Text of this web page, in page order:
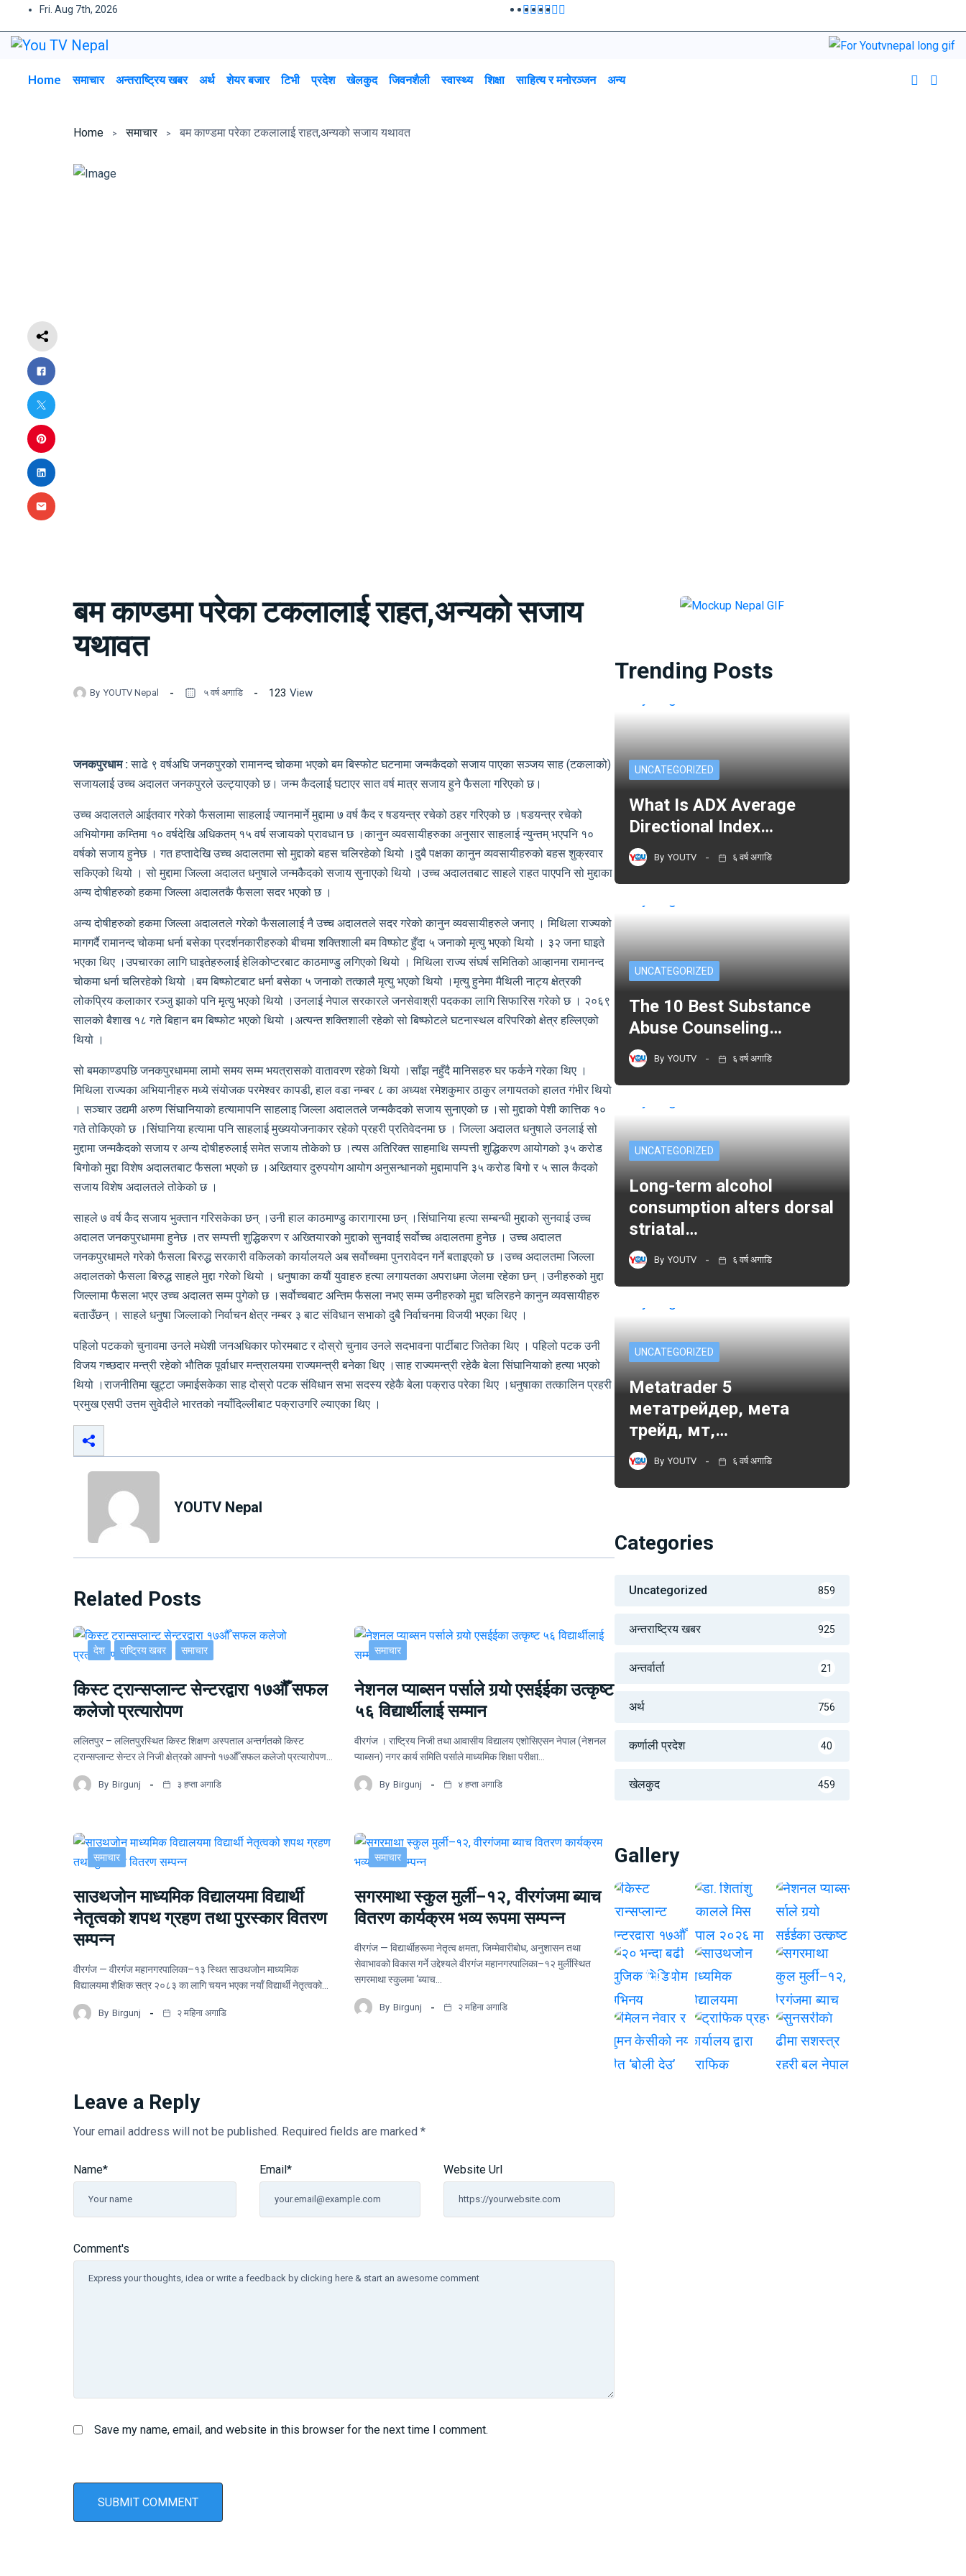
to
content
Fri. Aug 7th, 2026
Home समाचार अन्तराष्ट्रिय खबर अर्थ शेयर बजार टिभी प्रदेश खेलकुद जिवनशैली स्वास्थ्य शिक्षा साहित्य र मनोरञ्जन अन्य
Home समाचार बम काण्डमा परेका टकलालाई राहत,अन्यको सजाय यथावत
बम काण्डमा परेका टकलालाई राहत,अन्यको सजाय
यथावत
By YOUTV Nepal ५ वर्ष अगाडि 123 View
जनकपुरधाम :साढे ९ वर्षअघि जनकपुरको रामानन्द चोकमा भएको बम बिस्फोट घटनामा जन्मकैदको सजाय पाएका सञ्जय साह (टकलाको)
सजायलाई उच्च अदालत जनकपुरले उल्ट्याएको छ। जन्म कैदलाई घटाएर सात वर्ष मात्र सजाय हुने फैसला गरिएको छ।
उच्च अदालतले आईतवार गरेको फैसलामा साहलाई ज्यानमार्ने मुद्दामा ७ वर्ष कैद र षडयन्त्र रचेको ठहर गरिएको छ ।षडयन्त्र रचेको
अभियोगमा कम्तिमा १० वर्षदेखि अधिकतम् १५ वर्ष सजायको प्रावधान छ ।कानुन व्यवसायीहरुका अनुसार साहलाई न्युन्तम् भएपनि १०
वर्षको सजाय हुनेछ । गत हप्तादेखि उच्च अदालतमा सो मुद्दाको बहस चलिरहेको थियो ।दुबै पक्षका कानुन व्यवसायीहरुको बहस शुक्रवार
सकिएको थियो । सो मुद्दामा जिल्ला अदालत धनुषाले जन्मकैदको सजाय सुनाएको थियो ।उच्च अदालतबाट साहले राहत पाएपनि सो मुद्दाका
अन्य दोषीहरुको हकमा जिल्ला अदालतकै फैसला सदर भएको छ ।
अन्य दोषीहरुको हकमा जिल्ला अदालतले गरेको फैसलालाई नै उच्च अदालतले सदर गरेको कानुन व्यवसायीहरुले जनाए । मिथिला राज्यको
मागगर्दै रामानन्द चोकमा धर्ना बसेका प्रदर्शनकारीहरुको बीचमा शक्तिशाली बम विष्फोट हुँदा ५ जनाको मृत्यु भएको थियो । ३२ जना घाइते
भएका थिए ।उपचारका लागि घाइतेहरुलाई हेलिकोप्टरबाट काठमाण्डु लगिएको थियो । मिथिला राज्य संघर्ष समितिको आव्हानमा रामानन्द
चोकमा धर्ना चलिरहेको थियो ।बम बिष्फोटबाट धर्ना बसेका ५ जनाको तत्कालै मृत्यु भएको थियो ।मृत्यु हुनेमा मैथिली नाट्य क्षेत्रकी
लोकप्रिय कलाकार रञ्जु झाको पनि मृत्यु भएको थियो ।उनलाई नेपाल सरकारले जनसेवाश्री पदकका लागि सिफारिस गरेको छ । २०६९
सालको बैशाख १८ गते बिहान बम बिष्फोट भएको थियो ।अत्यन्त शक्तिशाली रहेको सो बिष्फोटले घटनास्थल वरिपरिको क्षेत्र हल्लिएको
थियो ।
सो बमकाण्डपछि जनकपुरधाममा लामो समय सम्म भयत्रासको वातावरण रहेको थियो ।साँझ नहुँदै मानिसहरु घर फर्कने गरेका थिए ।
मिथिला राज्यका अभियानीहरु मध्ये संयोजक परमेश्वर कापडी, हाल वडा नम्बर ८ का अध्यक्ष रमेशकुमार ठाकुर लगायतको हालत गंभीर थियो
। सञ्चार उद्यमी अरुण सिंघानियाको हत्यामापनि साहलाइ जिल्ला अदालतले जन्मकैदको सजाय सुनाएको छ ।सो मुद्दाको पेशी कात्तिक १०
गते तोकिएको छ ।सिंघानिया हत्यामा पनि साहलाई मुख्ययोजनाकार रहेको प्रहरी प्रतिवेदनमा छ । जिल्ला अदालत धनुषाले उनलाई सो
मुद्दामा जन्मकैदको सजाय र अन्य दोषीहरुलाई समेत सजाय तोकेको छ ।त्यस अतिरिक्त साहमाथि सम्पत्ती शुद्धिकरण आयोगको ३५ करोड
बिगोको मुद्दा विशेष अदालतबाट फैसला भएको छ ।अख्तियार दुरुपयोग आयोग अनुसन्धानको मुद्दामापनि ३५ करोड बिगो र ५ साल कैदको
सजाय विशेष अदालतले तोकेको छ ।
साहले ७ वर्ष कैद सजाय भुक्तान गरिसकेका छन् ।उनी हाल काठमाण्डु कारागारमा छन् ।सिंघानिया हत्या सम्बन्धी मुद्दाको सुनवाई उच्च
अदालत जनकपुरधाममा हुनेछ ।तर सम्पत्ती शुद्धिकरण र अख्तियारको मुद्दाको सुनवाई सर्वोच्च अदालतमा हुनेछ । उच्च अदालत
जनकपुरधामले गरेको फैसला बिरुद्ध सरकारी वकिलको कार्यालयले अब सर्वोच्चमा पुनरावेदन गर्ने बताइएको छ ।उच्च अदालतमा जिल्ला
अदालतको फैसला बिरुद्ध साहले मुद्दा गरेको थियो । धनुषाका कयौं युवाहरु हत्या लगायतका अपराधमा जेलमा रहेका छन् ।उनीहरुको मुद्दा
जिल्लामा फैसला भएर उच्च अदालत सम्म पुगेको छ ।सर्वोच्चबाट अन्तिम फैसला नभए सम्म उनीहरुको मुद्दा चलिरहने कानुन व्यवसायीहरु
बताउँछन् । साहले धनुषा जिल्लाको निर्वाचन क्षेत्र नम्बर ३ बाट संविधान सभाको दुबै निर्वाचनमा विजयी भएका थिए ।
पहिलो पटकको चुनावमा उनले मधेशी जनअधिकार फोरमबाट र दोस्रो चुनाव उनले सदभावना पार्टीबाट जितेका थिए । पहिलो पटक उनी
विजय गच्छदार मन्त्री रहेको भौतिक पूर्वाधार मन्त्रालयमा राज्यमन्त्री बनेका थिए ।साह राज्यमन्त्री रहेकै बेला सिंघानियाको हत्या भएको
थियो ।राजनीतिमा खुट्टा जमाईसकेका साह दोस्रो पटक संविधान सभा सदस्य रहेकै बेला पक्राउ परेका थिए ।धनुषाका तत्कालिन प्रहरी
प्रमुख एसपी उत्तम सुवेदीले भारतको नयाँदिल्लीबाट पक्राउगरि ल्याएका थिए ।
YOUTV Nepal
Related Posts
देश राष्ट्रिय खबर समाचार
किस्ट ट्रान्सप्लान्ट सेन्टरद्वारा १७औँ सफल
कलेजो प्रत्यारोपण
ललितपुर – ललितपुरस्थित किस्ट शिक्षण अस्पताल अन्तर्गतको किस्ट
ट्रान्सप्लान्ट सेन्टर ले निजी क्षेत्रको आफ्नो १७औँ सफल कलेजो प्रत्यारोपण…
By Birgunj ३ हप्ता अगाडि
समाचार
नेशनल प्याब्सन पर्साले गर्‍यो एसईईका उत्कृष्ट
५६ विद्यार्थीलाई सम्मान
वीरगंज । राष्ट्रिय निजी तथा आवासीय विद्यालय एशोसिएसन नेपाल (नेशनल
प्याब्सन) नगर कार्य समिति पर्साले माध्यमिक शिक्षा परीक्षा…
By Birgunj ४ हप्ता अगाडि
समाचार
साउथजोन माध्यमिक विद्यालयमा विद्यार्थी
नेतृत्वको शपथ ग्रहण तथा पुरस्कार वितरण
सम्पन्न
वीरगंज — वीरगंज महानगरपालिका–१३ स्थित साउथजोन माध्यमिक
विद्यालयमा शैक्षिक सत्र २०८३ का लागि चयन भएका नयाँ विद्यार्थी नेतृत्वको…
By Birgunj २ महिना अगाडि
समाचार
सगरमाथा स्कुल मुर्ली–१२, वीरगंजमा ब्याच
वितरण कार्यक्रम भव्य रूपमा सम्पन्न
वीरगंज — विद्यार्थीहरूमा नेतृत्व क्षमता, जिम्मेवारीबोध, अनुशासन तथा
सेवाभावको विकास गर्ने उद्देश्यले वीरगंज महानगरपालिका–१२ मुर्लीस्थित
सगरमाथा स्कुलमा ‘ब्याच…
By Birgunj २ महिना अगाडि
Leave a Reply
Your email address will not be published. Required fields are marked *
Comment's
Name* Email * Website Url
Save my name, email, and website in this browser for the next time I comment.
Trending Posts
UNCATEGORIZED
What Is ADX Average
Directional Index…
By YOUTV ६ वर्ष अगाडि
UNCATEGORIZED
The 10 Best Substance
Abuse Counseling…
By YOUTV ६ वर्ष अगाडि
UNCATEGORIZED
Long-term alcohol
consumption alters dorsal
striatal…
By YOUTV ६ वर्ष अगाडि
UNCATEGORIZED
Metatrader 5
метатрейдер, мета
трейд, мт,…
By YOUTV ६ वर्ष अगाडि
Categories
Uncategorized 859
अन्तराष्ट्रिय खबर 925
अन्तर्वार्ता 21
अर्थ 756
कर्णाली प्रदेश 40
खेलकुद 459
Gallery